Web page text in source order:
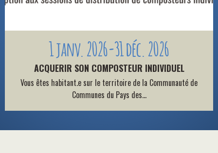
1 janv. 2026-31 déc. 2026
ACQUERIR SON COMPOSTEUR INDIVIDUEL
Vous êtes habitant.e sur le territoire de la Communauté de
Communes du Pays des...